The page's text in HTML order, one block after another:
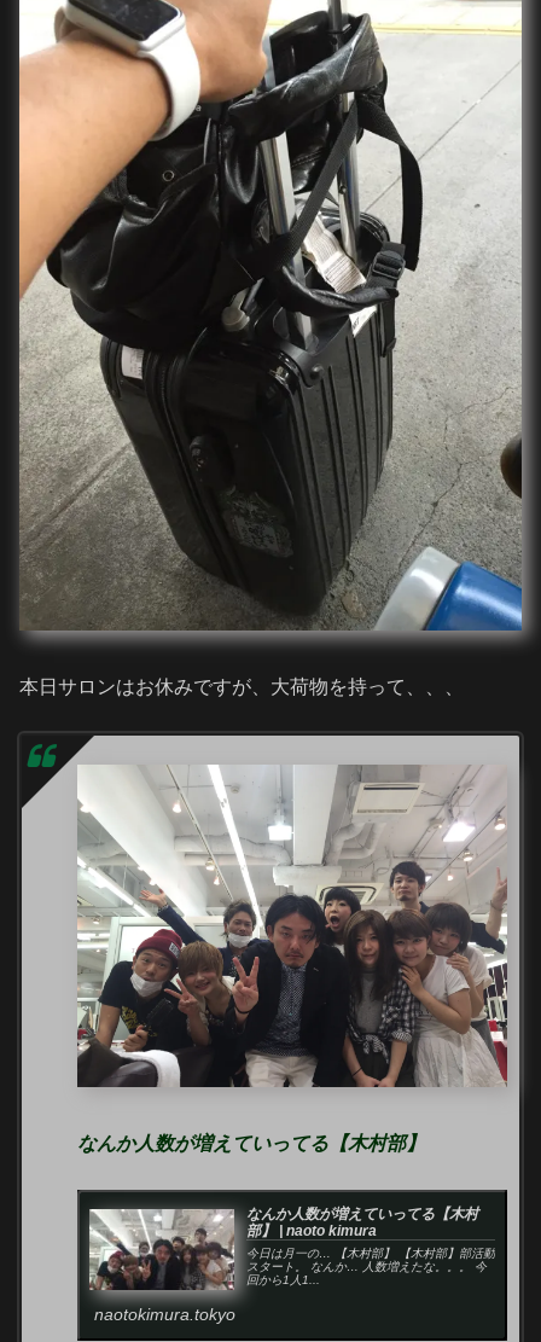
本日サロンはお休みですが、大荷物を持って、、、
なんか人数が増えていってる【木村部】
なんか人数が増えていってる【木村
部】 | naoto kimura
今日は月一の… 【木村部】 【木村部】部活動
スタート。 なんか… 人数増えたな。。。 今
回から1人1...
naotokimura.tokyo